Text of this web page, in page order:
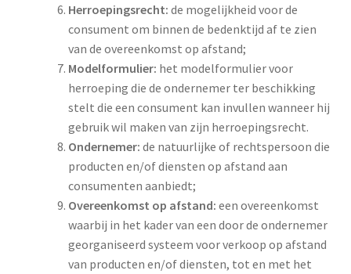
Herroepingsrecht: de mogelijkheid voor de
consument om binnen de bedenktijd af te zien
van de overeenkomst op afstand;
Modelformulier: het modelformulier voor
herroeping die de ondernemer ter beschikking
stelt die een consument kan invullen wanneer hij
gebruik wil maken van zijn herroepingsrecht.
Ondernemer: de natuurlijke of rechtspersoon die
producten en/of diensten op afstand aan
consumenten aanbiedt;
Overeenkomst op afstand: een overeenkomst
waarbij in het kader van een door de ondernemer
georganiseerd systeem voor verkoop op afstand
van producten en/of diensten, tot en met het